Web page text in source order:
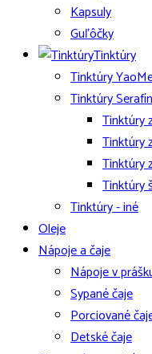
Kapsuly
Guľôčky
Tinktúry
Tinktúry
Tinktúry Serafín
Tinktúry
Tinktúry
Tinktúry
Tinktúry
Tinktúry - iné
Oleje
Nápoje a čaje
Nápoje v
Sypané čaje
Porciované
Detské čaje